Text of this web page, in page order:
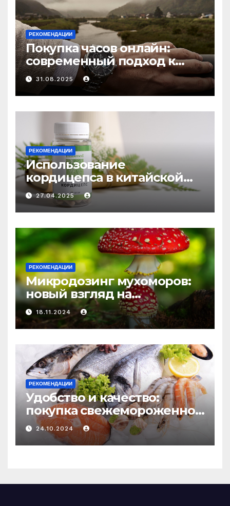
РЕКОМЕНДАЦИИ
Покупка часов онлайн:
современный подход к
выбору аксессуаров
31.08.2025
РЕКОМЕНДАЦИИ
Использование
кордицепса в китайской
медицине: природное
средство против усталости
и истощения
27.04.2025
РЕКОМЕНДАЦИИ
Микродозинг мухоморов:
новый взгляд на
психоделику
18.11.2024
РЕКОМЕНДАЦИИ
Удобство и качество:
покупка свежемороженной
рыбы онлайн
24.10.2024